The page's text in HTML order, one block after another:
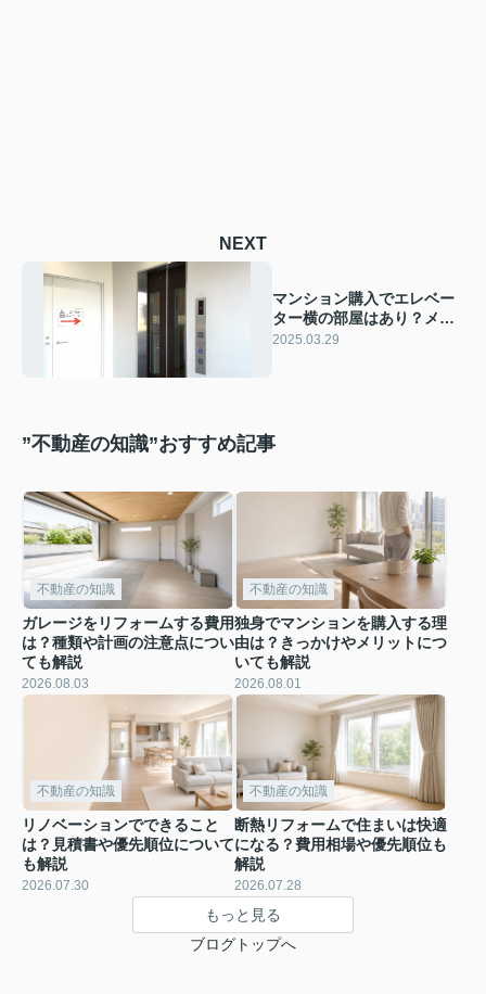
NEXT
マンション購入でエレベー
ター横の部屋はあり？メリ
ット・デメリットも解説
2025.03.29
”不動産の知識”おすすめ記事
不動産の知識
ガレージをリフォームする費用
は？種類や計画の注意点につい
ても解説
2026.08.03
不動産の知識
独身でマンションを購入する理
由は？きっかけやメリットにつ
いても解説
2026.08.01
不動産の知識
リノベーションでできること
は？見積書や優先順位について
も解説
2026.07.30
不動産の知識
断熱リフォームで住まいは快適
になる？費用相場や優先順位も
解説
2026.07.28
もっと見る
ブログトップへ